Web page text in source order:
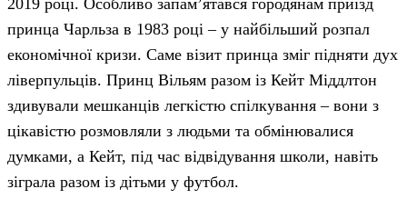
2019 році. Особливо запам’ятався городянам приїзд
принца Чарльза в 1983 році – у найбільший розпал
економічної кризи. Саме візит принца зміг підняти дух
ліверпульців. Принц Вільям разом із Кейт Міддлтон
здивували мешканців легкістю спілкування – вони з
цікавістю розмовляли з людьми та обмінювалися
думками, а Кейт, під час відвідування школи, навіть
зіграла разом із дітьми у футбол.